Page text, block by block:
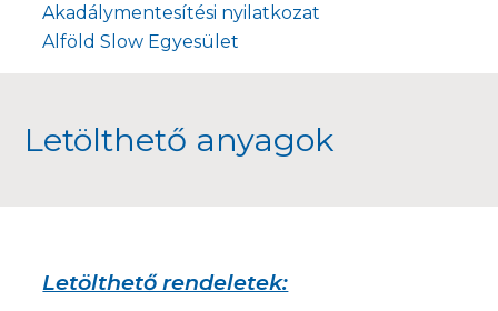
Akadálymentesítési nyilatkozat
Alföld Slow Egyesület
Letölthető rendeletek:
Letölthető anyagok